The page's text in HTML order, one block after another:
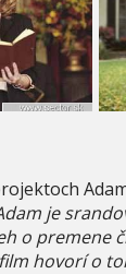
je
o premene
hovorí o